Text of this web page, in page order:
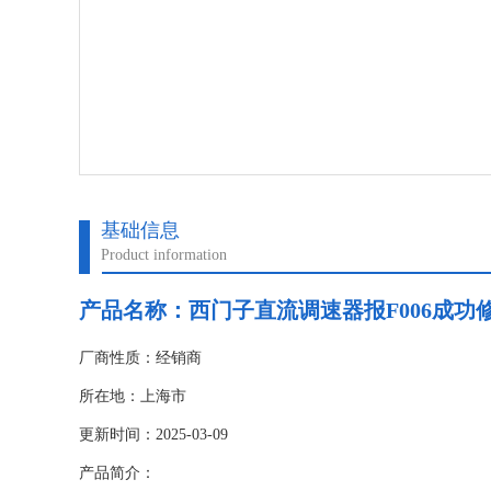
基础信息
Product information
产品名称： 西门子直流调速器报F006成功
厂商性质：经销商
所在地：上海市
更新时间：2025-03-09
产品简介：